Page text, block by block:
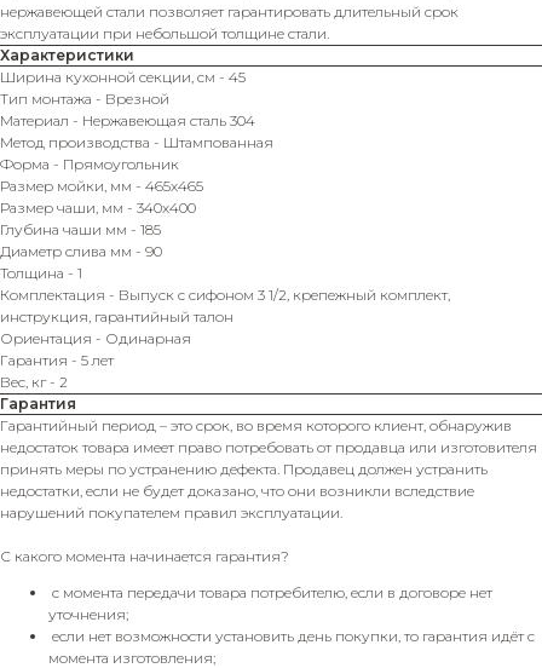
нержавеющей стали позволяет гарантировать длительный срок
эксплуатации при небольшой толщине стали.
Характеристики
Ширина кухонной секции, см - 45
Тип монтажа - Врезной
Материал - Нержавеющая сталь 304
Метод производства - Штампованная
Форма - Прямоугольник
Размер мойки, мм - 465х465
Размер чаши, мм - 340х400
Глубина чаши мм - 185
Диаметр слива мм - 90
Толщина - 1
Комплектация - Выпуск с сифоном 3 1/2, крепежный комплект,
инструкция, гарантийный талон
Ориентация - Одинарная
Гарантия - 5 лет
Вес, кг - 2
Гарантия
Гарантийный период – это срок, во время которого клиент, обнаружив
недостаток товара имеет право потребовать от продавца или изготовителя
принять меры по устранению дефекта. Продавец должен устранить
недостатки, если не будет доказано, что они возникли вследствие
нарушений покупателем правил эксплуатации.
С какого момента начинается гарантия?
с момента передачи товара потребителю, если в договоре нет
уточнения;
если нет возможности установить день покупки, то гарантия идёт с
момента изготовления;